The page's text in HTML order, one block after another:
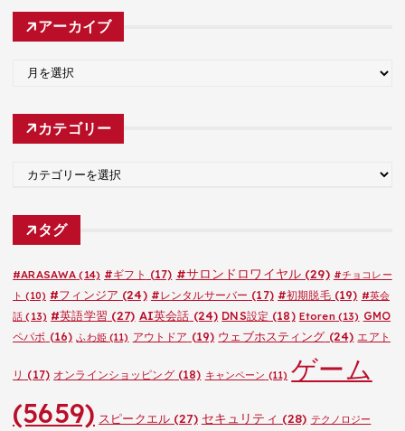
アーカイブ
カ
カテゴリー
ゴ
タグ
#ARASAWA (14) #ギフト (17) #サロンドロワイヤル(29) #チョコレー
ト (10) #フィンジア (24) #レンタルサーバー (17) #初期脱毛(19) #英会
話 (13) #英語学習 (27) AI英会話 (24) DNS設定 (18) Etoren(13) GMO
ペパボ (16) ふわ姫(11) アウトドア (19) ウェブホスティング (24) エアト
リ (17) オンラインショッピング(18) キャンペーン (11) ゲーム
(5659) スピークエル(27) セキュリティ (28) テクノロジー